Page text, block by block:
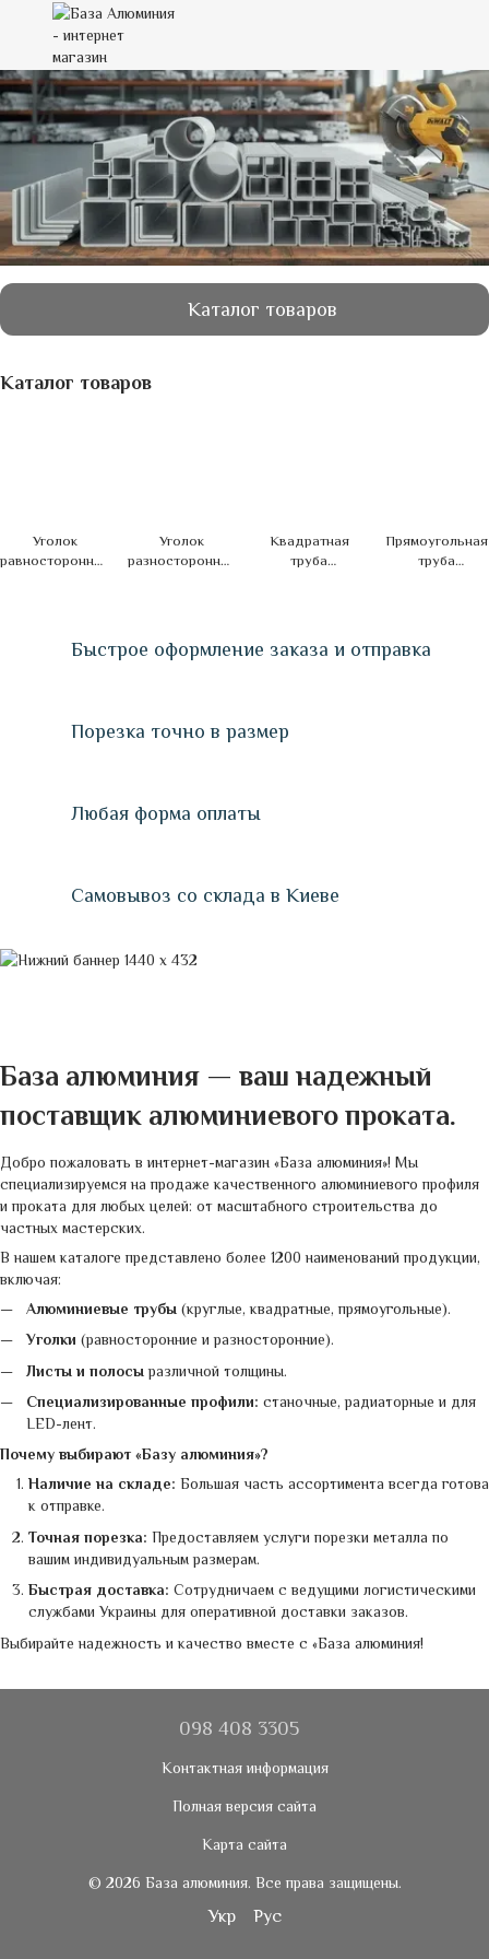
Каталог товаров
Каталог товаров
Уголок
равносторонний
Уголок
разносторонний
Квадратная
труба
Прямоугольная
труба
Быстрое оформление заказа и отправка
Порезка точно в размер
Любая форма оплаты
Самовывоз со склада в Киеве
База алюминия — ваш надежный
поставщик алюминиевого проката.
Добро пожаловать в интернет-магазин «База алюминия»! Мы
специализируемся на продаже качественного алюминиевого профиля
и проката для любых целей: от масштабного строительства до
частных мастерских.
В нашем каталоге представлено более 1200 наименований продукции,
включая:
Алюминиевые трубы (круглые, квадратные, прямоугольные).
Уголки (равносторонние и разносторонние).
Листы и полосы различной толщины.
Специализированные профили: станочные, радиаторные и для
LED-лент.
Почему выбирают «Базу алюминия»?
Наличие на складе: Большая часть ассортимента всегда готова
к отправке.
Точная порезка: Предоставляем услуги порезки металла по
вашим индивидуальным размерам.
Быстрая доставка: Сотрудничаем с ведущими логистическими
службами Украины для оперативной доставки заказов.
Выбирайте надежность и качество вместе с «База алюминия!
098 408 3305
Контактная информация
Полная версия сайта
Карта сайта
© 2026 База алюминия. Все права защищены.
Укр Рус